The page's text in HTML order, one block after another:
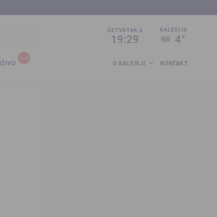
ČETVRTAK,6
19:29
KALESIJA
4°
O KALESIJI KONTAKT